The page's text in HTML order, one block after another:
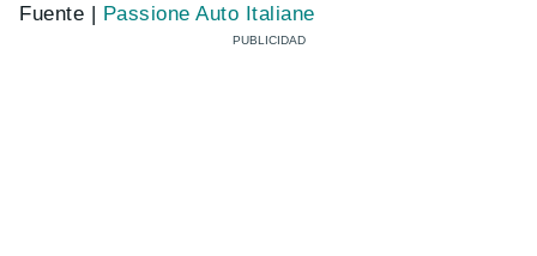
Fuente | Passione Auto Italiane